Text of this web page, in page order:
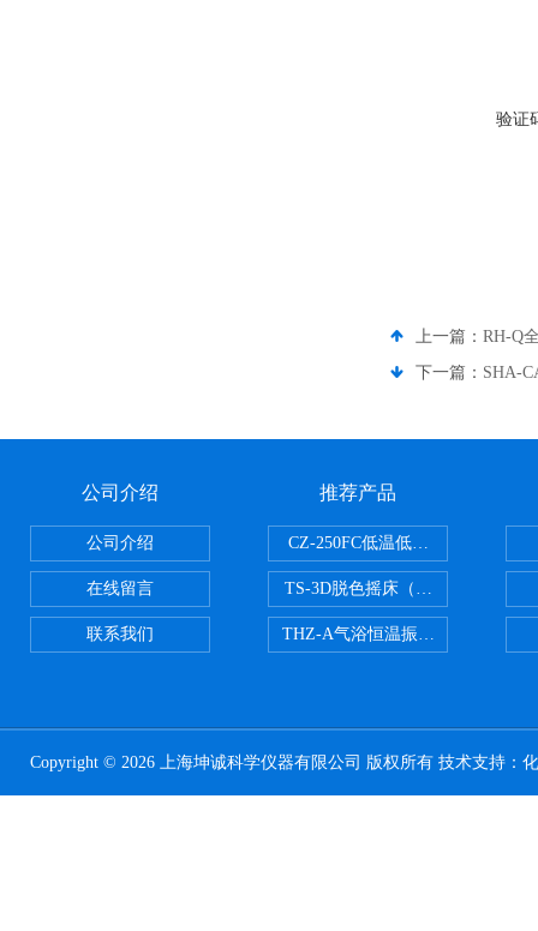
验证
上一篇： RH-Q
下一篇： SHA-
公司介绍
公司介绍
在线留言
联系我们
推荐产品
CZ-250FC低温低湿种子储藏柜
TS-3D脱色摇床（三维运动）
THZ-A气浴恒温振荡器
Copyright © 2026 上海坤诚科学仪器有限公司 版权所有 技术支持：